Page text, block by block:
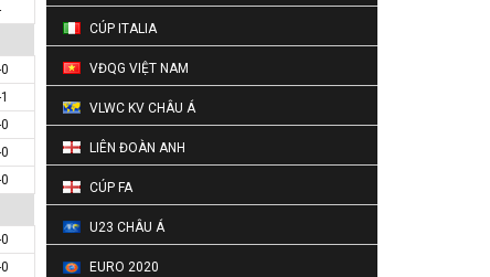
CÚP ITALIA
VĐQG VIỆT NAM
VLWC KV CHÂU Á
LIÊN ĐOÀN ANH
CÚP FA
U23 CHÂU Á
EURO 2020